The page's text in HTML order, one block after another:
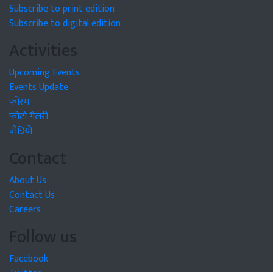
Subscribe to print edition
Subscribe to digital edition
Activities
Upcoming Events
Events Update
फोरम
फोटो गैलरी
वीडियो
Contact
About Us
Contact Us
Careers
Follow us
Facebook